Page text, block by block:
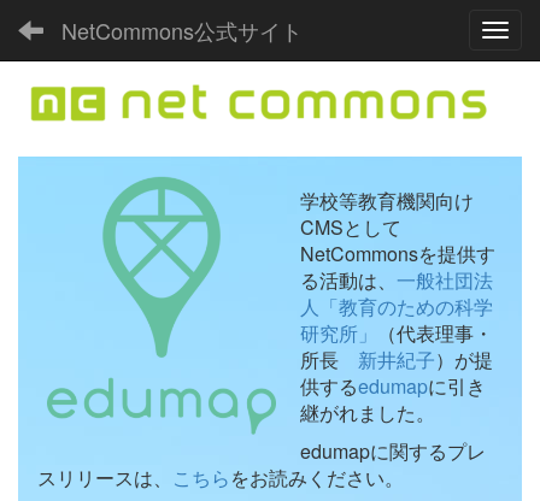
NetCommons公式サイト
学校等教育機関向け
CMSとして
NetCommonsを提供す
る活動は、 一般社団法
人「教育のための科学
研究所」
（代表理事・
所長 新井紀子）が提
供するedumapに引き
継がれました。
edumapに関するプレ
スリリースは、 こちらをお読みください。